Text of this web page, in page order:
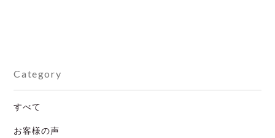
Category
すべて
お客様の声